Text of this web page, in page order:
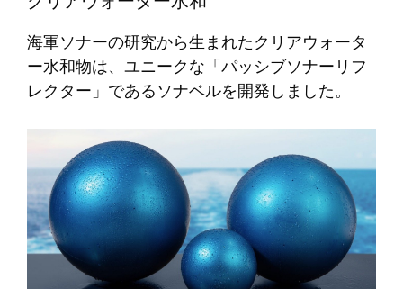
海軍ソナーの研究から生まれたクリアウォータ
ー水和物は、ユニークな「パッシブソナーリフ
レクター」であるソナベルを開発しました。